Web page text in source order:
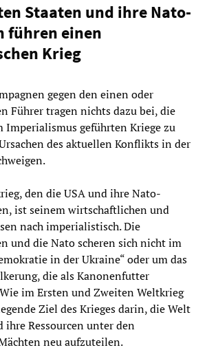
Staaten und ihre Nato-
führen einen
Krieg
gegen den einen oder
Führer tragen nichts dazu bei, die
Imperialismus geführten Kriege zu
des aktuellen Konflikts in der
den die USA und ihre Nato-
ist seinem wirtschaftlichen und
nach imperialistisch. Die
und die Nato scheren sich nicht im
in der Ukraine“ oder um das
die als Kanonenfutter
im Ersten und Zweiten Weltkrieg
Ziel des Krieges darin, die Welt
ihre Ressourcen unter den
neu aufzuteilen.